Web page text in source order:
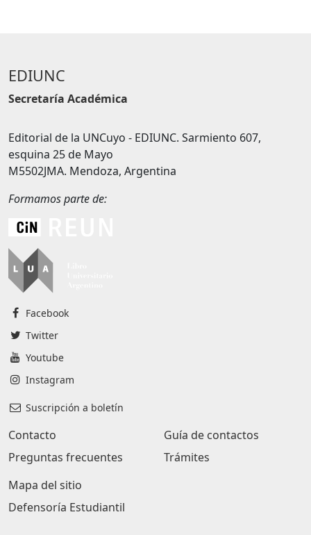
EDIUNC
Secretaría Académica
Editorial de la UNCuyo - EDIUNC. Sarmiento 607,
esquina 25 de Mayo
M5502JMA. Mendoza, Argentina
Formamos parte de:
Facebook
Twitter
Youtube
Instagram
Suscripción a boletín
Contacto
Preguntas frecuentes
Guía de contactos
Trámites
Mapa del sitio
Defensoría Estudiantil